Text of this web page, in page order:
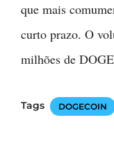
que mais
curto prazo. O
milhões de
Tags DOGECOIN